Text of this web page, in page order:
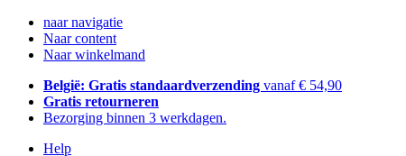
naar navigatie
Naar content
Naar winkelmand
België: Gratis standaardverzending vanaf € 54,90
Gratis retourneren
Bezorging binnen 3 werkdagen.
Help